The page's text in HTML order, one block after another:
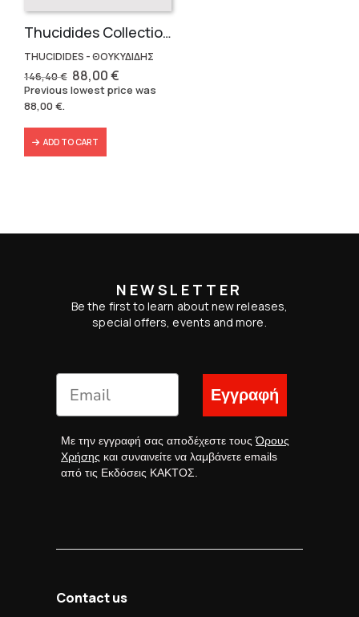
Thucidides Collection – Hardbound Edition (4 volumes)
THUCIDIDES - ΘΟΥΚΥΔΙΔΗΣ
146,40€ Original
price
was:
88,00€Current
price
is:
Previous lowest price was
88,00€.
ADD TO CART
NEWSLETTER
Be the first to learn about new releases,
special offers, events and more.
Εγγραφή
Με την εγγραφή σας αποδέχεστε τουςΌρους
Χρήσης και συναινείτε να λαμβάνετε emails
από τις Εκδόσεις ΚΑΚΤΟΣ.
Contact us